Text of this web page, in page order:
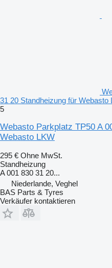
31 20 Standheizung für Webasto
5
Webasto Parkplatz TP50 A
Webasto LKW
295 € Ohne MwSt.
Standheizung
A 001 830 31 20...
Niederlande, Veghel
BAS Parts & Tyres
Verkäufer kontaktieren